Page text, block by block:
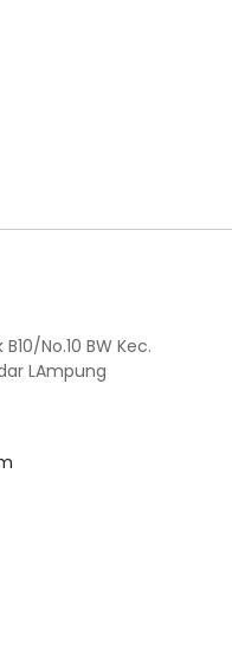
No.10 BW Kec.
LAmpung